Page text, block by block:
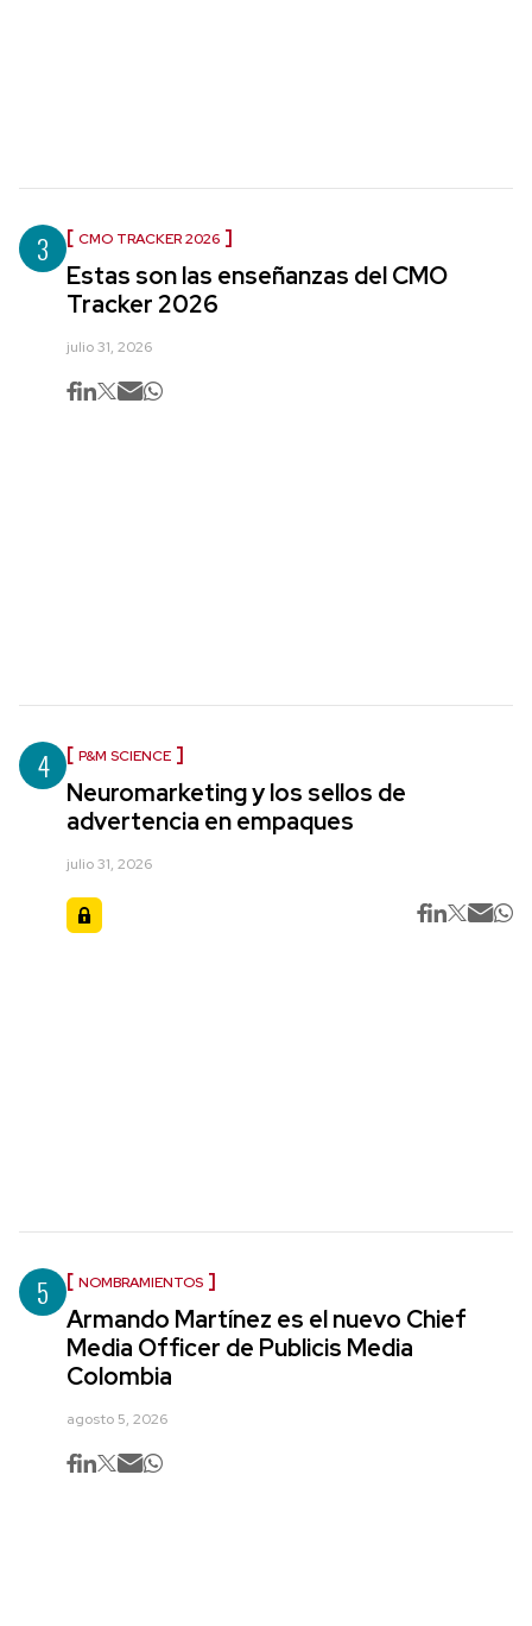
3 CMO TRACKER 2026
Estas son las enseñanzas del CMO
Tracker 2026
julio 31, 2026
4 P&M SCIENCE
Neuromarketing y los sellos de
advertencia en empaques
julio 31, 2026
5 NOMBRAMIENTOS
Armando Martínez es el nuevo Chief
Media Officer de Publicis Media
Colombia
agosto 5, 2026